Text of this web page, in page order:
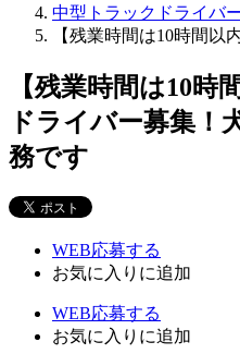
中型トラックドライバ
【残業時間は10時間以
【残業時間は10時
ドライバー募集！
務です
WEB応募する
お気に入り に追加
WEB応募する
お気に入り に追加